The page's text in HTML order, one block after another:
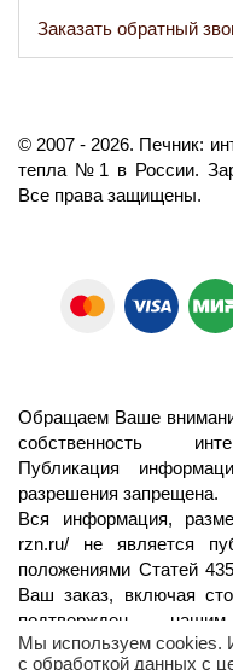
Заказать обратный
©️ 2007 - 2026. Печник:
тепла №1 в России.
Все права защищены.
Обращаем Ваше
собственность
Публикация
разрешения запрещена.
Вся информация,
rzn.ru/ не является
положениями Статей
Ваш заказ, включая
подтвержден
телефонного звонка на
Мы используем cookies.
с обработкой данных с